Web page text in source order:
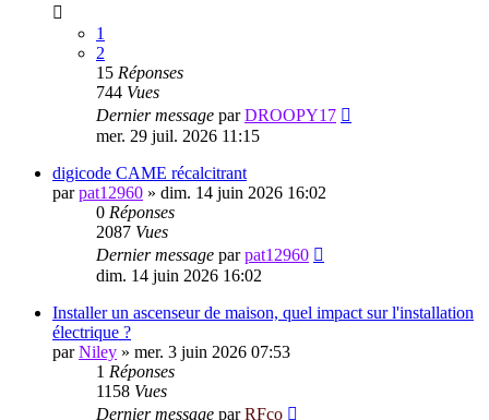
1
2
15 Réponses
744 Vues
Dernier message parDROOPY17
mer. 29 juil. 2026 11:15
digicode CAME récalcitrant
parpat12960 » dim. 14 juin 2026 16:02
0 Réponses
2087 Vues
Dernier message parpat12960
dim. 14 juin 2026 16:02
Installer un ascenseur de maison, quel impact sur l'installation
électrique ?
parNiley » mer. 3 juin 2026 07:53
1 Réponses
1158 Vues
Dernier message parRFco